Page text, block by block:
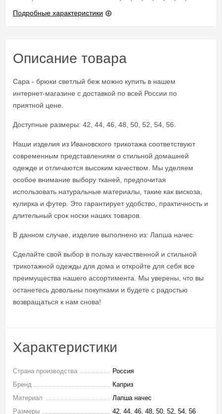
Подробные характеристики
Описание товара
Сара - брюки светлый беж можно купить в нашем
интернет-магазине с доставкой по всей России по
приятной цене.
Доступные размеры: 42, 44, 46, 48, 50, 52, 54, 56.
Наши изделия из Ивановского трикотажа соответствуют
современным представлениям о стильной домашней
одежде и отличаются высоким качеством. Мы уделяем
особое внимание выбору тканей, предпочитая
использовать натуральные материалы, такие как вискоза,
кулирка и футер. Это гарантирует удобство, практичность и
длительный срок носки наших товаров.
В данном случае, изделие выполнено из: Лапша начес
Сделайте свой выбор в пользу качественной и стильной
трикотажной одежды для дома и откройте для себя все
преимущества нашего ассортимента. Мы уверены, что вы
останетесь довольны покупками и будете с радостью
возвращаться к нам снова!
Характеристики
Страна производства
Россия
Бренд
Каприз
Материал
Лапша начес
Размеры
42, 44, 46, 48, 50, 52, 54, 56